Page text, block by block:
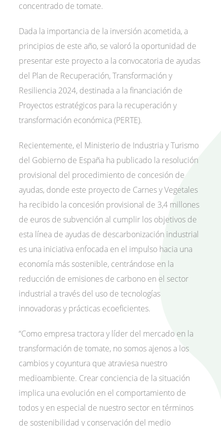
concentrado de tomate.
Dada la importancia de la inversión acometida, a
principios de este año, se valoró la oportunidad de
presentar este proyecto a la convocatoria de ayudas
del Plan de Recuperación, Transformación y
Resiliencia 2024, destinada a la financiación de
Proyectos estratégicos para la recuperación y
transformación económica (PERTE).
Recientemente, el Ministerio de Industria y Turismo
del Gobierno de España ha publicado la resolución
provisional del procedimiento de concesión de
ayudas, donde este proyecto de Carnes y Vegetales
ha recibido la concesión provisional de 3,4 millones
de euros de subvención al cumplir los objetivos de
esta línea de ayudas de descarbonización industrial
es una iniciativa enfocada en el impulso hacia una
economía más sostenible, centrándose en la
reducción de emisiones de carbono en el sector
industrial a través del uso de tecnologías
innovadoras y prácticas ecoeficientes.
“Como empresa tractora y líder del mercado en la
transformación de tomate, no somos ajenos a los
cambios y coyuntura que atraviesa nuestro
medioambiente. Crear conciencia de la situación
implica una evolución en el comportamiento de
todos y en especial de nuestro sector en términos
de sostenibilidad y conservación del medio